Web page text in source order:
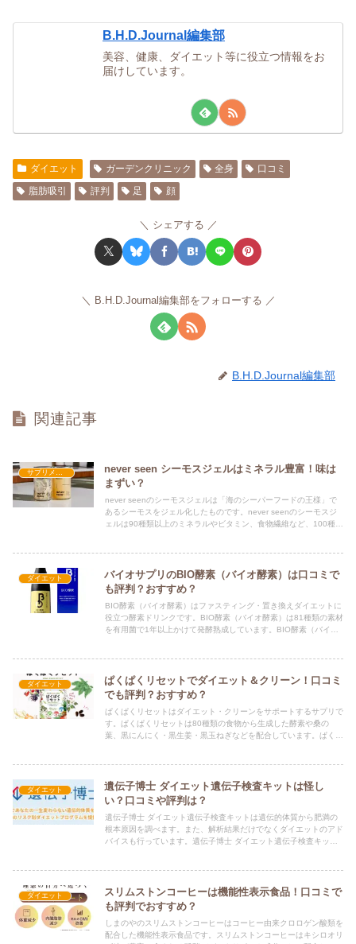
B.H.D.Journal編集部
美容、健康、ダイエット等に役立つ情報をお
届けしています。
ダイエット ガーデンクリニック 全身
口コミ
脂肪吸引
評判 足 顔
シェアする
B.H.D.Journal編集部をフォローする
B.H.D.Journal編集部
関連記事
サプリメント
never seen シーモスジェルはミネラル豊富！味は
まずい？
never seenのシーモスジェルは「海のシーパーフードの王様」で
あるシーモスをジェル化したものです。never seenのシーモスジ
ェルは90種類以上のミネラルやビタミン、食物繊維など、100種類
ダイエット
バイオサプリのBIO酵素（バイオ酵素）は口コミで
も評判？おすすめ？
BIO酵素（バイオ酵素）はファスティング・置き換えダイエットに
役立つ酵素ドリンクです。BIO酵素（バイオ酵素）は81種類の素材
を有用菌で1年以上かけて発酵熟成しています。BIO酵素（バイオ
ダイエット
ぱくぱくリセットでダイエット＆クリーン！口コミ
でも評判？おすすめ？
ぱくぱくリセットはダイエット・クリーンをサポートするサプリで
す。ぱくぱくリセットは80種類の食物から生成した酵素や桑の
葉、黒にんにく・黒生姜・黒玉ねぎなどを配合しています。ぱくぱ
ダイエット
遺伝子博士 ダイエット遺伝子検査キットは怪し
い？口コミや評判は？
遺伝子博士 ダイエット遺伝子検査キットは遺伝的体質から肥満の
根本原因を調べます。また、解析結果だけでなくダイエットのアド
バイスも行っています。遺伝子博士 ダイエット遺伝子検査キット
ダイエット
スリムストンコーヒーは機能性表示食品！口コミで
も評判でおすすめ？
しまのやのスリムストンコーヒーはコーヒー由来クロロゲン酸類を
配合した機能性表示食品です。スリムストンコーヒーはキシロオリ